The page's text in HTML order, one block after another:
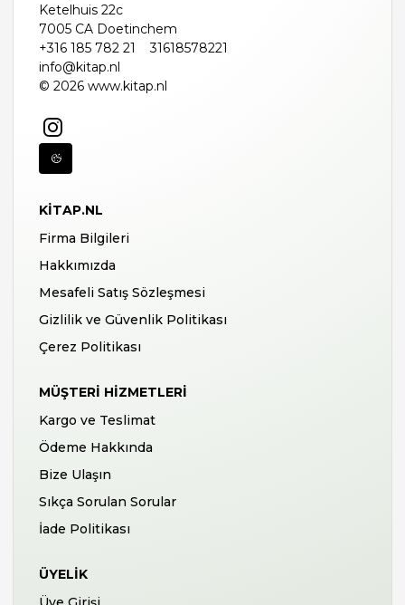
Ketelhuis 22c
7005 CA Doetinchem
+316 185 782 21
31618578221
info@kitap.nl
© 2026 www.kitap.nl
KITAP.NL
Firma Bilgileri
Hakkımızda
Mesafeli Satış Sözleşmesi
Gizlilik ve Güvenlik Politikası
Çerez Politikası
MÜŞTERI HIZMETLERI
Kargo ve Teslimat
Ödeme Hakkında
Bize Ulaşın
Sıkça Sorulan Sorular
İade Politikası
ÜYELIK